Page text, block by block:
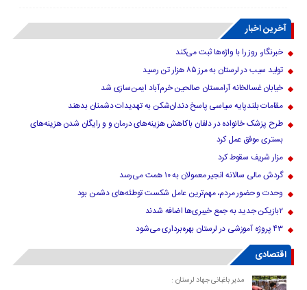
آخرین اخبار
خبرنگار، روز را با واژه‌ها ثبت می‌کند
تولید سیب در لرستان به مرز ۸۵ هزار تن رسید
خیابان غسالخانه آرامستان صالحین خرم‌آباد ایمن‌سازی شد
مقامات بلندپایه سیاسی پاسخ دندان‌شکن به تهدیدات دشمنان بدهند
طرح پزشک خانواده در دلفان باکاهش هزینه‌های درمان و و رایگان شدن هزینه‌های
بستری موفق عمل کرد
مزار شریف سقوط کرد
گردش مالی سالانه انجیر معمولان به ۱۰ همت می‌رسد
وحدت و حضور مردم، مهم‌ترین عامل شکست توطئه‌های دشمن بود
۲بازیکن جدید به جمع خیبری‌ها اضافه شدند
۴۳ پروژه آموزشی در لرستان بهره‌برداری می‌شود
اقتصادی
مدیر باغبانی جهاد لرستان :